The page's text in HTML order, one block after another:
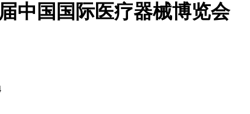
中国国际医疗器械博览会